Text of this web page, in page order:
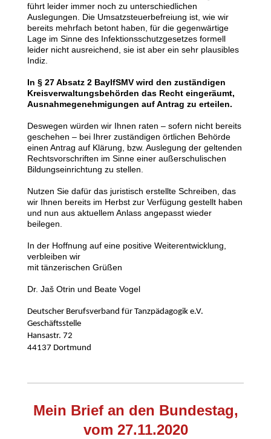
führt leider immer noch zu unterschiedlichen
Auslegungen. Die Umsatzsteuerbefreiung ist, wie wir
bereits mehrfach betont haben, für die gegenwärtige
Lage im Sinne des Infektionsschutzgesetzes formell
leider nicht ausreichend, sie ist aber ein sehr plausibles
Indiz.
In § 27 Absatz 2 BayIfSMV wird den zuständigen
Kreisverwaltungsbehörden das Recht eingeräumt,
Ausnahmegenehmigungen auf Antrag zu erteilen.
Deswegen würden wir Ihnen raten – sofern nicht bereits
geschehen – bei Ihrer zuständigen örtlichen Behörde
einen Antrag auf Klärung, bzw. Auslegung der geltenden
Rechtsvorschriften im Sinne einer außerschulischen
Bildungseinrichtung zu stellen.
Nutzen Sie dafür das juristisch erstellte Schreiben, das
wir Ihnen bereits im Herbst zur Verfügung gestellt haben
und nun aus aktuellem Anlass angepasst wieder
beilegen.
In der Hoffnung auf eine positive Weiterentwicklung,
verbleiben wir
mit tänzerischen Grüßen
Dr. Jaš Otrin und Beate Vogel
Deutscher Berufsverband für Tanzpädagogik e.V.
Geschäftsstelle
Hansastr. 72
44137 Dortmund
Mein Brief an den Bundestag,
vom 27.11.2020